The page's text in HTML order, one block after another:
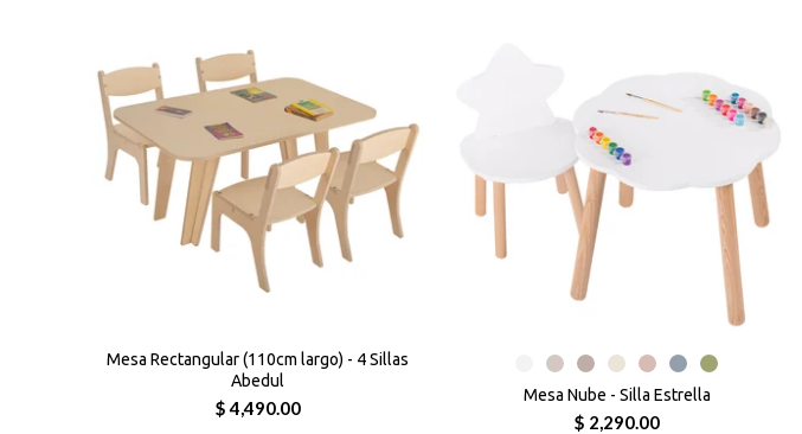
Mesa Rectangular (110cm largo) - 4 Sillas
Abedul
$ 4,490.00
Mesa Nube - Silla Estrella
$ 2,290.00